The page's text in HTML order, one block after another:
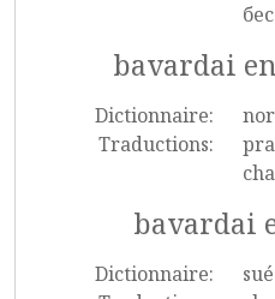
bavardai
Dictionnaire:
Traductions:
bavardai
Dictionnaire: